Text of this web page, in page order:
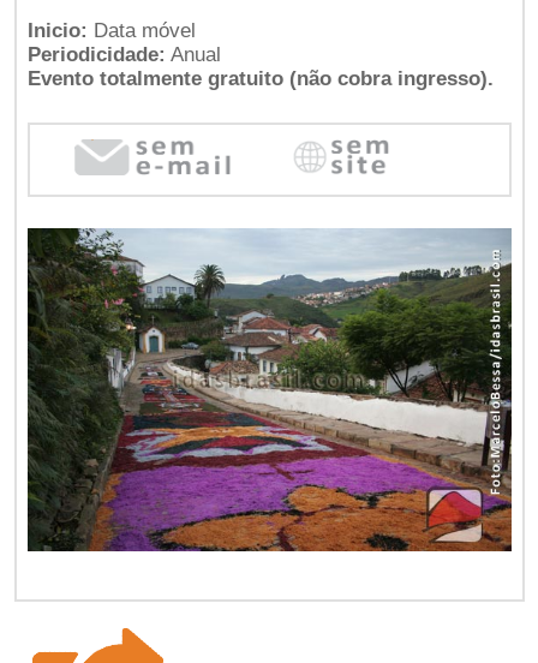
Inicio: Data móvel
Periodicidade: Anual
Evento totalmente gratuito (não cobra ingresso).